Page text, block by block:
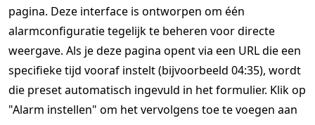
pagina. Deze interface is ontworpen om één
alarmconfiguratie tegelijk te beheren voor directe
weergave. Als je deze pagina opent via een URL die een
specifieke tijd vooraf instelt (bijvoorbeeld 04:35), wordt
die preset automatisch ingevuld in het formulier. Klik op
"Alarm instellen" om het vervolgens toe te voegen aan